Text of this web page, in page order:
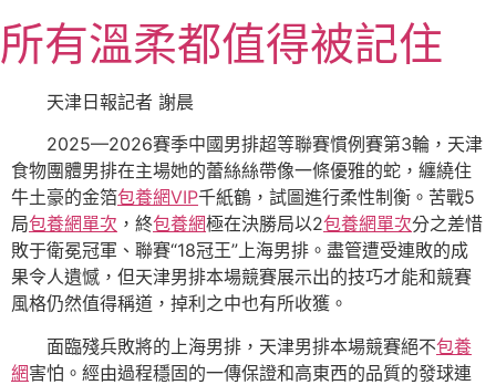
至
主所有溫柔都值得被記住
天津日報記者 謝晨
2025—2026賽季中國男排超等聯賽慣例賽第3輪，天津
食物團體男排在主場她的蕾絲絲帶像一條優雅的蛇，纏繞住
牛土豪的金箔包養網VIP千紙鶴，試圖進行柔性制衡。苦戰5
局包養網單次 ，終包養網極在決勝局以2包養網單次分之差惜
敗于衛冕冠軍、聯賽“18冠王”上海男排。盡管遭受連敗的成
果令人遺憾，但天津男排本場競賽展示出的技巧才能和競賽
風格仍然值得稱道，掉利之中也有所收獲。
面臨殘兵敗將的上海男排，天津男排本場競賽絕不包養
網害怕。經由過程穩固的一傳保證和高東西的品質的發球連